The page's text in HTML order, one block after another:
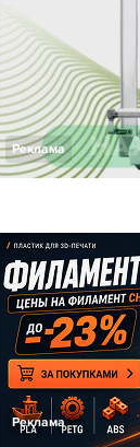
Реклама
Реклама